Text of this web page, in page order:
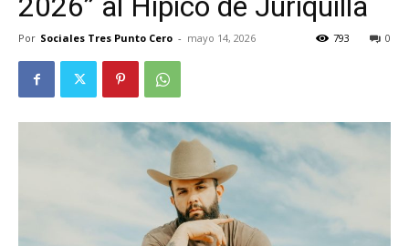
Por Sociales Tres Punto Cero - mayo 14, 2026 0
793